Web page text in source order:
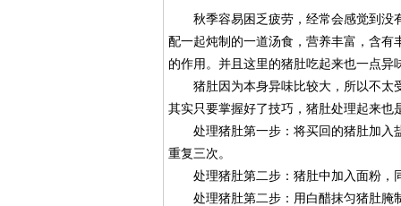
秋季容易困乏疲劳，经常会感觉到没
配一起炖制的一道汤食，营养丰富，含
的作用。并且这里的猪肚吃起来也一点
猪肚因为本身异味比较大，所以不太
其实只要掌握好了技巧，猪肚处理起来
处理猪肚第一步：将买回的猪肚加入
重复三次。
处理猪肚第二步：猪肚中加入面粉，
处理猪肚第二步：用白醋抹匀猪肚腌